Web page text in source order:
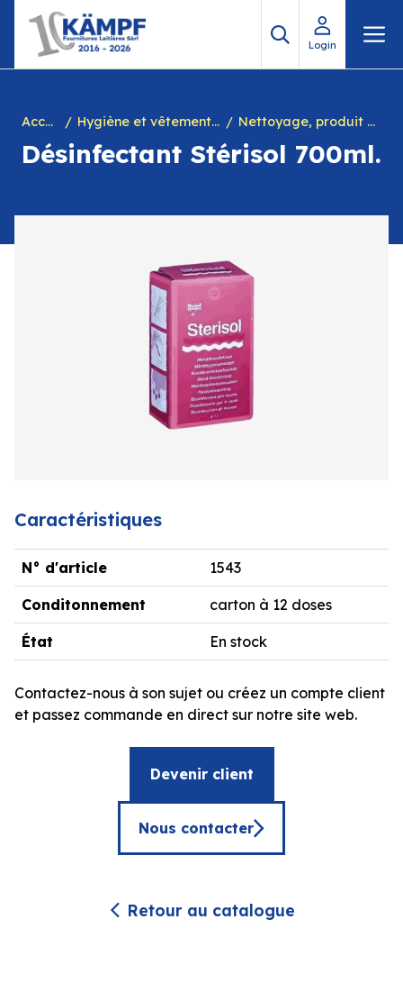
contenu
Login
Accueil Hygiène et vêtements de travail Nettoyage, produit désinfectant mains, yeux + distributeur
Désinfectant Stérisol 700ml.
Caractéristiques
N° d'article 1543
Conditonnement carton à 12 doses
État En stock
Contactez-nous à son sujet ou créez un compte client
et passez commande en direct sur notre site web.
Devenir client
Nous contacter
Retour au catalogue